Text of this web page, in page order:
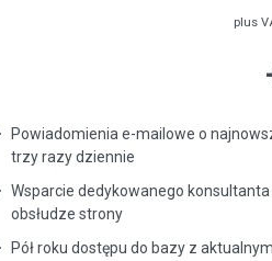
plus
Powiadomienia e-mailowe o
trzy razy dziennie
Wsparcie dedykowanego
obsłudze strony
Pół roku dostępu do bazy z